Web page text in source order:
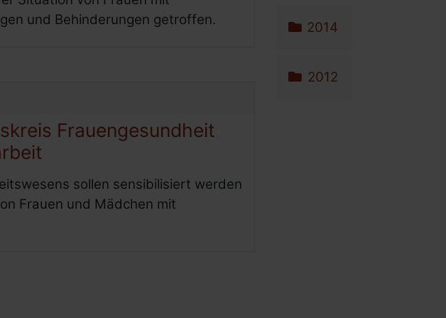
und Behinderungen getroffen.
Frauengesundheit
sollen sensibilisiert werden
Frauen und Mädchen mit
2014
2012